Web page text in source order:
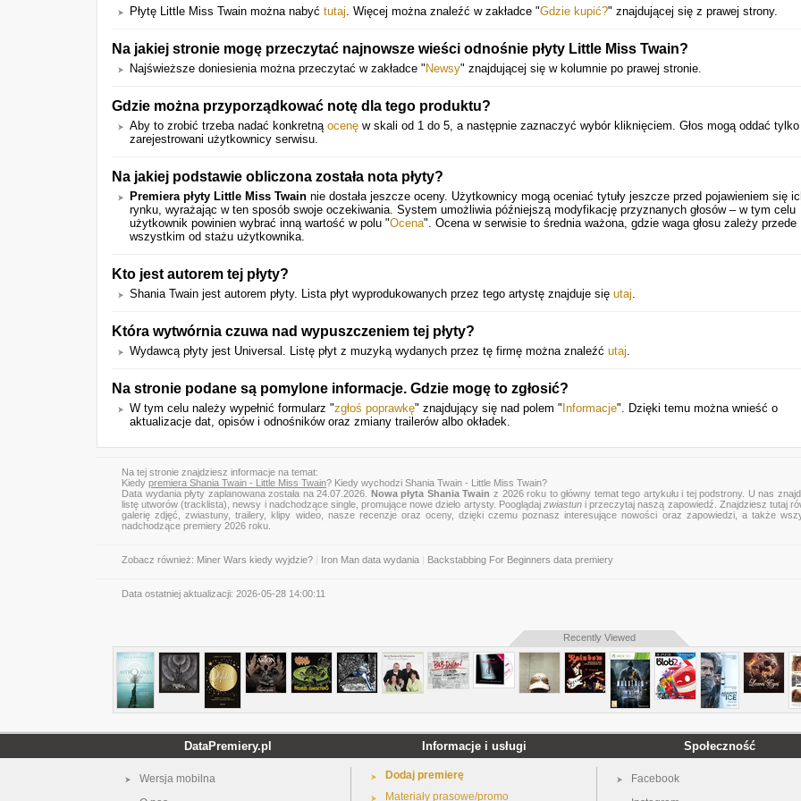
Płytę Little Miss Twain można nabyć tutaj. Więcej można znaleźć w zakładce "Gdzie kupić?" znajdującej się z prawej strony.
Na jakiej stronie mogę przeczytać najnowsze wieści odnośnie płyty Little Miss Twain?
Najświeższe doniesienia można przeczytać w zakładce " Newsy" znajdującej się w kolumnie po prawej stronie.
Gdzie można przyporządkować notę dla tego produktu?
Aby to zrobić trzeba nadać konkretną ocenę w skali od 1 do 5, a następnie zaznaczyć wybór kliknięciem. Głos mogą oddać tylko
zarejestrowani użytkownicy serwisu.
Na jakiej podstawie obliczona została nota płyty?
Premiera płyty Little Miss Twain nie dostała jeszcze oceny. Użytkownicy mogą oceniać tytuły jeszcze przed pojawieniem się
rynku, wyrażając w ten sposób swoje oczekiwania. System umożliwia późniejszą modyfikację przyznanych głosów – w tym celu
użytkownik powinien wybrać inną wartość w polu "Ocena". Ocena w serwisie to średnia ważona, gdzie waga głosu zależy przede
wszystkim od stażu użytkownika.
Kto jest autorem tej płyty?
Shania Twain jest autorem płyty. Lista płyt wyprodukowanych przez tego artystę znajduje się utaj.
Która wytwórnia czuwa nad wypuszczeniem tej płyty?
Wydawcą płyty jest Universal. Listę płyt z muzyką wydanych przez tę firmę można znaleźć utaj.
Na stronie podane są pomylone informacje. Gdzie mogę to zgłosić?
W tym celu należy wypełnić formularz "zgłoś poprawkę" znajdujący się nad polem " Informacje". Dzięki temu można wnieść o
aktualizacje dat, opisów i odnośników oraz zmiany trailerów albo okładek.
Na tej stronie znajdziesz informacje na temat:
Kiedy premiera Shania Twain - Little Miss Twain? Kiedy wychodzi Shania Twain - Little Miss Twain?
Data wydania płyty zaplanowana została na 24.07.2026. Nowa płyta Shania Twain z 2026 roku to główny temat tego artykułu i tej podstrony. U nas
listę utworów (tracklista), newsy i nadchodzące single, promujące nowe dzieło artysty. Pooglądaj zwiastuni przeczytaj naszą zapowiedź. Znajdziesz tutaj
galerię zdjęć, zwiastuny, trailery, klipy wideo, nasze recenzje oraz oceny, dzięki czemu poznasz interesujące nowości oraz zapowiedzi, a także
nadchodzące premiery 2026 roku.
Zobacz również: Miner Wars kiedy wyjdzie? Iron Man data wydania Backstabbing For Beginners data premiery
Data ostatniej aktualizacji: 2026-05-28 14:00:11
Recently Viewed
DataPremiery.pl
Wersja mobilna
Informacje i usługi
Dodaj premierę
Materiały prasowe/promo
Społeczność
Facebook